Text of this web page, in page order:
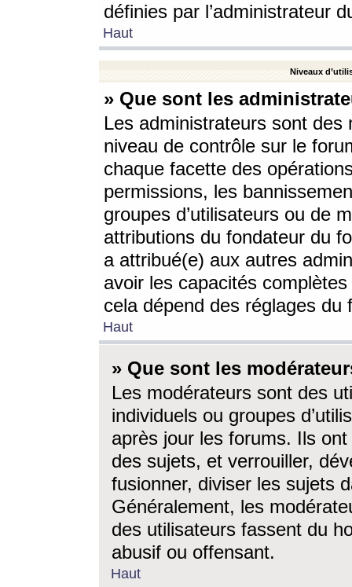
définies par l’administrateur
Haut
Niveaux
» Que sont les
Les administrateurs sont
niveau de contrôle sur le
chaque facette des
permissions, les
groupes d’utilisateurs ou de
attributions du fondateur du
a attribué(e) aux autres
avoir les capacités
cela dépend des réglages du
Haut
» Que sont les
Les modérateurs sont des
individuels ou groupes
après jour les forums. Ils ont
des sujets, et verrouiller,
fusionner, diviser les sujets
Généralement, les
des utilisateurs fassent du
abusif ou offensant.
Haut